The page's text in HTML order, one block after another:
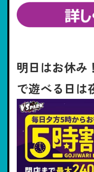
明日はお休み
で遊べる日は